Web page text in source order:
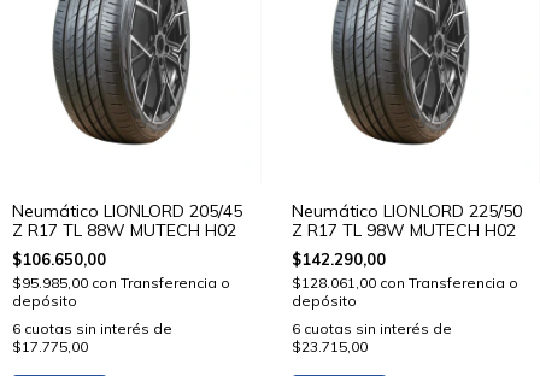
Neumático LIONLORD 205/45
Z R17 TL 88W MUTECH H02
$106.650,00
$95.985,00 con Transferencia o
depósito
6 cuotas sin interés de
$17.775,00
Neumático LIONLORD 225/50
Z R17 TL 98W MUTECH H02
$142.290,00
$128.061,00 con Transferencia o
depósito
6 cuotas sin interés de
$23.715,00